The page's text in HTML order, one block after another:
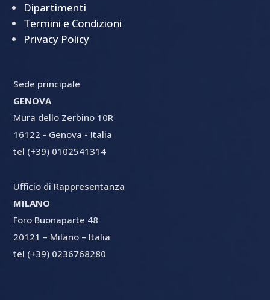
Dipartimenti
Termini e Condizioni
Privacy Policy
Sede principale
GENOVA
Mura dello Zerbino 10R
16122 - Genova - Italia
tel (+39) 0102541314
Ufficio di Rappresentanza
MILANO
Foro Buonaparte 48
20121 – Milano – Italia
tel (+39) 0236768280